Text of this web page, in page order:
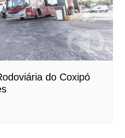
do Coxipó